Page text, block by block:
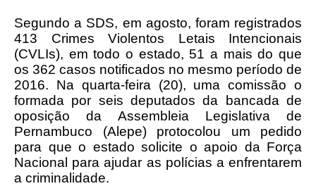
Segundo a SDS, em agosto, foram registrados
413 Crimes Violentos Letais Intencionais
(CVLIs), em todo o estado, 51 a mais do que
os 362 casos notificados no mesmo período de
2016. Na quarta-feira (20), uma comissão o
formada por seis deputados da bancada de
oposição da Assembleia Legislativa de
Pernambuco (Alepe) protocolou um pedido
para que o estado solicite o apoio da Força
Nacional para ajudar as polícias a enfrentarem
a criminalidade.